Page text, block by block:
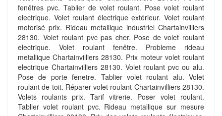
fenêtres pvc. Tablier de volet roulant. Pose volet roulant
electrique. Volet roulant électrique extérieur. Volet roulant
motorisé prix. Rideau metallique industriel Chartainvilliers
28130. Volet roulant pvc pas cher. Pose de volet roulant
electrique. Volet roulant fenêtre. Probleme rideau
metallique Chartainvilliers 28130. Prix moteur volet roulant
electrique Chartainvilliers 28130. Volet roulant pvc ou alu.
Pose de porte fenetre. Tablier volet roulant alu. Volet
roulant de toit. Réparer volet roulant Chartainvilliers 28130.
Volets roulants prix. Tarif vitrerie. Poser volet roulant.
Tablier volet roulant pvc. Rideau metallique sur mesure